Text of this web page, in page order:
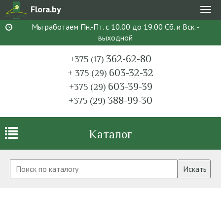
Flora.by
Мы работаем Пн.-Пт. с 10.00 до 19.00 Сб. и Вск. -
выходной
+375 (17) 362-62-80
+ 375 (29) 603-32-32
+375 (29)603-39-39
+375 (29) 388-99-30
Каталог
Искать